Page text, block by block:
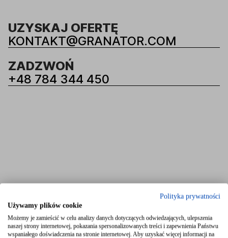
UZYSKAJ OFERTĘ
KONTAKT@GRANATOR.COM
ZADZWOŃ
+48 784 344 450
Polityka prywatności
Używamy plików cookie
Możemy je zamieścić w celu analizy danych dotyczących odwiedzających, ulepszenia
naszej strony internetowej, pokazania spersonalizowanych treści i zapewnienia Państwu
wspaniałego doświadczenia na stronie internetowej. Aby uzyskać więcej informacji na